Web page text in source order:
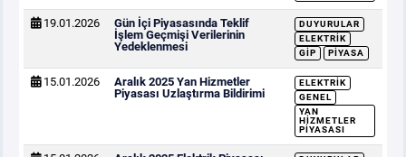
19.01.2026
Gün İçi Piyasasında Teklif
İşlem Geçmişi Verilerinin
Yedeklenmesi
DUYURULAR
ELEKTRIK
GİP
PIYASA
15.01.2026
Aralık 2025 Yan Hizmetler
Piyasası Uzlaştırma Bildirimi
ELEKTRIK
GENEL
YAN
HIZMETLER
PIYASASI